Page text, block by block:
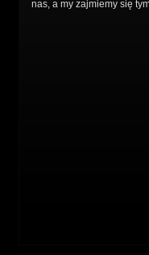
nas, a my zajmiemy się